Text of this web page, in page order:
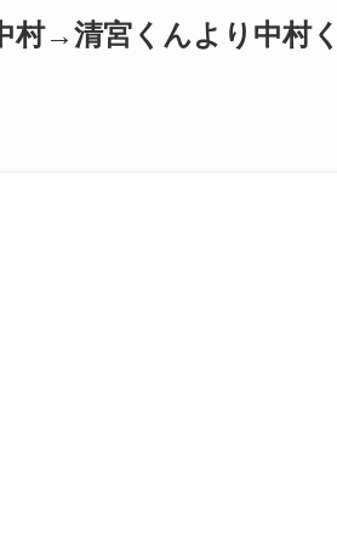
村→清宮くんより中村